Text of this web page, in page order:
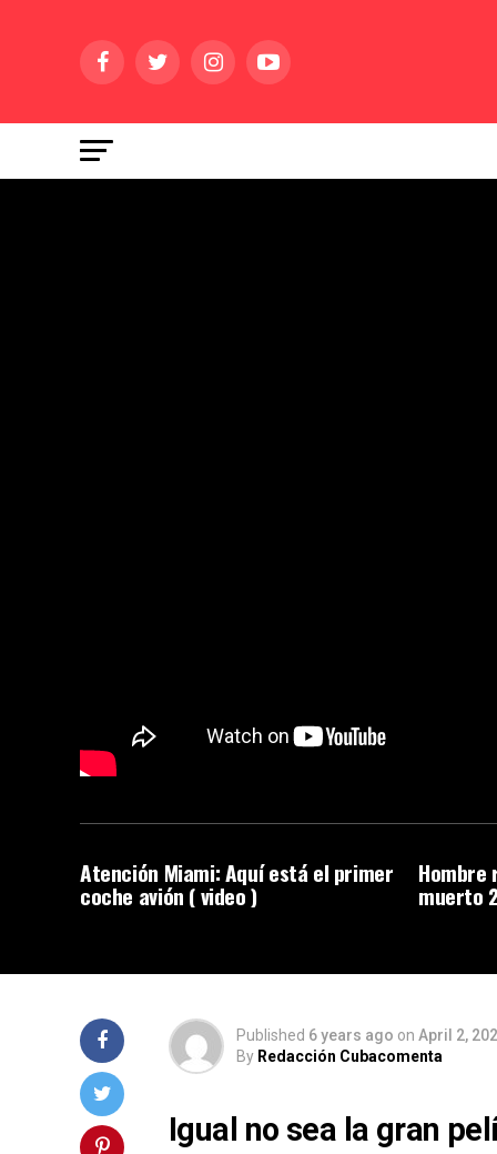
Atención Miami: Aquí está el primer
coche avión ( video )
Hombre
muerto
Published 6 years ago on April 2,
By Redacción Cubacomenta
Igual no sea la gran